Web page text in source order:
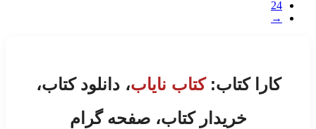
24
→
کارا کتاب:کتاب نایاب، دانلود کتاب،
خریدار کتاب، صفحه گرام